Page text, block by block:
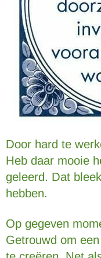
Door hard te
Heb daar mooie
geleerd. Dat
hebben.
Op gegeven
Getrouwd om